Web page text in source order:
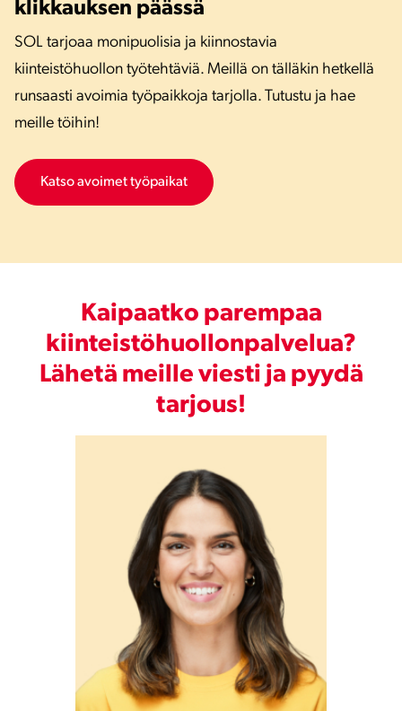
klikkauksen päässä
SOL tarjoaa monipuolisia ja kiinnostavia
kiinteistöhuollon työtehtäviä. Meillä on tälläkin hetkellä
runsaasti avoimia työpaikkoja tarjolla. Tutustu ja hae
meille töihin!
Katso avoimet työpaikat
Kaipaatko parempaa
kiinteistöhuollonpalvelua?
Lähetä meille viesti ja pyydä
tarjous!